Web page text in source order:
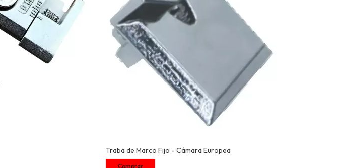
Traba de Marco Fijo - Cámara Europea